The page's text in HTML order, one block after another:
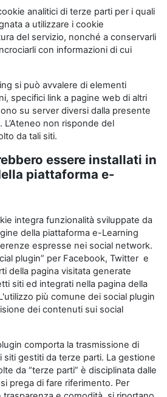
analitici di terze parti per i quali
a utilizzare i cookie
del servizio, nonché a conservarli
con informazioni di cui
si può avvalere di elementi
specifici link a pagine web di altri
su server diversi dalla presente
non risponde del
da tali siti.
essere installati in
piattaforma e-
integra funzionalità sviluppate da
della piattaforma e-Learning
espresse nei social network.
plugin” per Facebook, Twitter e
della pagina visitata generate
siti ed integrati nella pagina della
più comune dei social plugin
dei contenuti sui social
comporta la trasmissione di
gestiti da terze parti. La gestione
da “terze parti” è disciplinata dalle
prega di fare riferimento. Per